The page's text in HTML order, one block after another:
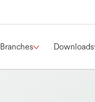
Branches Downloads